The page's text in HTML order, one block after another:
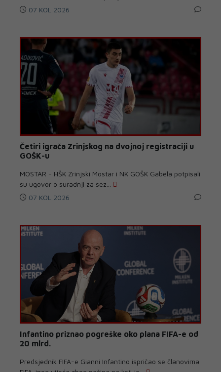
07 KOL 2026
Četiri igrača Zrinjskog na dvojnoj registraciji u
GOŠK-u
MOSTAR - HŠK Zrinjski Mostar i NK GOŠK Gabela potpisali
su ugovor o suradnji za sez...
07 KOL 2026
Infantino priznao pogreške oko plana FIFA-e od
20 mlrd.
Predsjednik FIFA-e Gianni Infantino ispričao se članovima